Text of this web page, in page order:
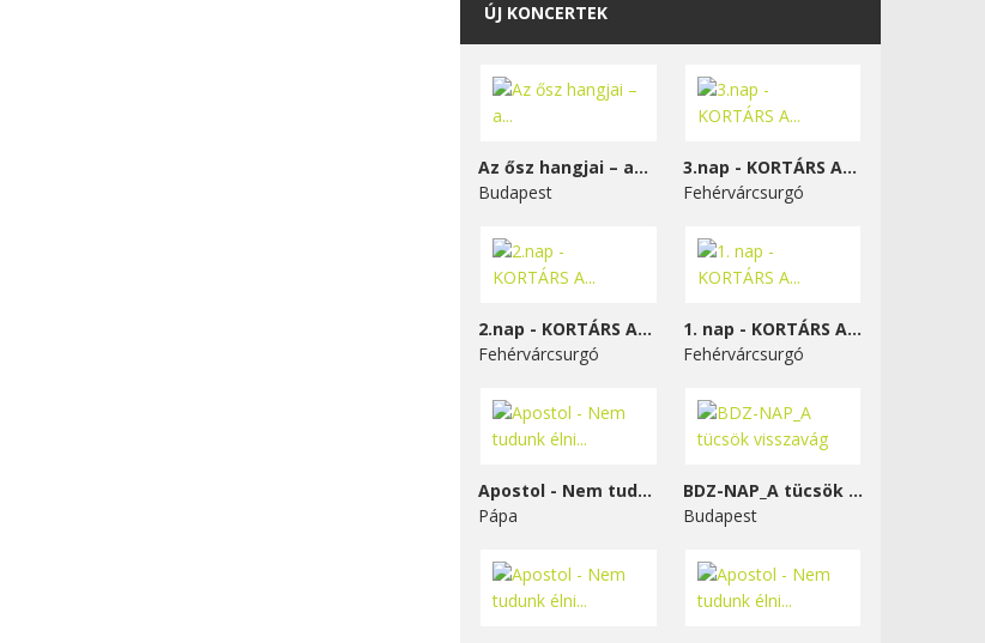
ÚJ KONCERTEK
Az ősz hangjai – a...
Budapest
3.nap - KORTÁRS A...
Fehérvárcsurgó
2.nap - KORTÁRS A...
Fehérvárcsurgó
1. nap - KORTÁRS A...
Fehérvárcsurgó
Apostol - Nem tudunk élni...
Pápa
BDZ-NAP_A tücsök visszavág
Budapest